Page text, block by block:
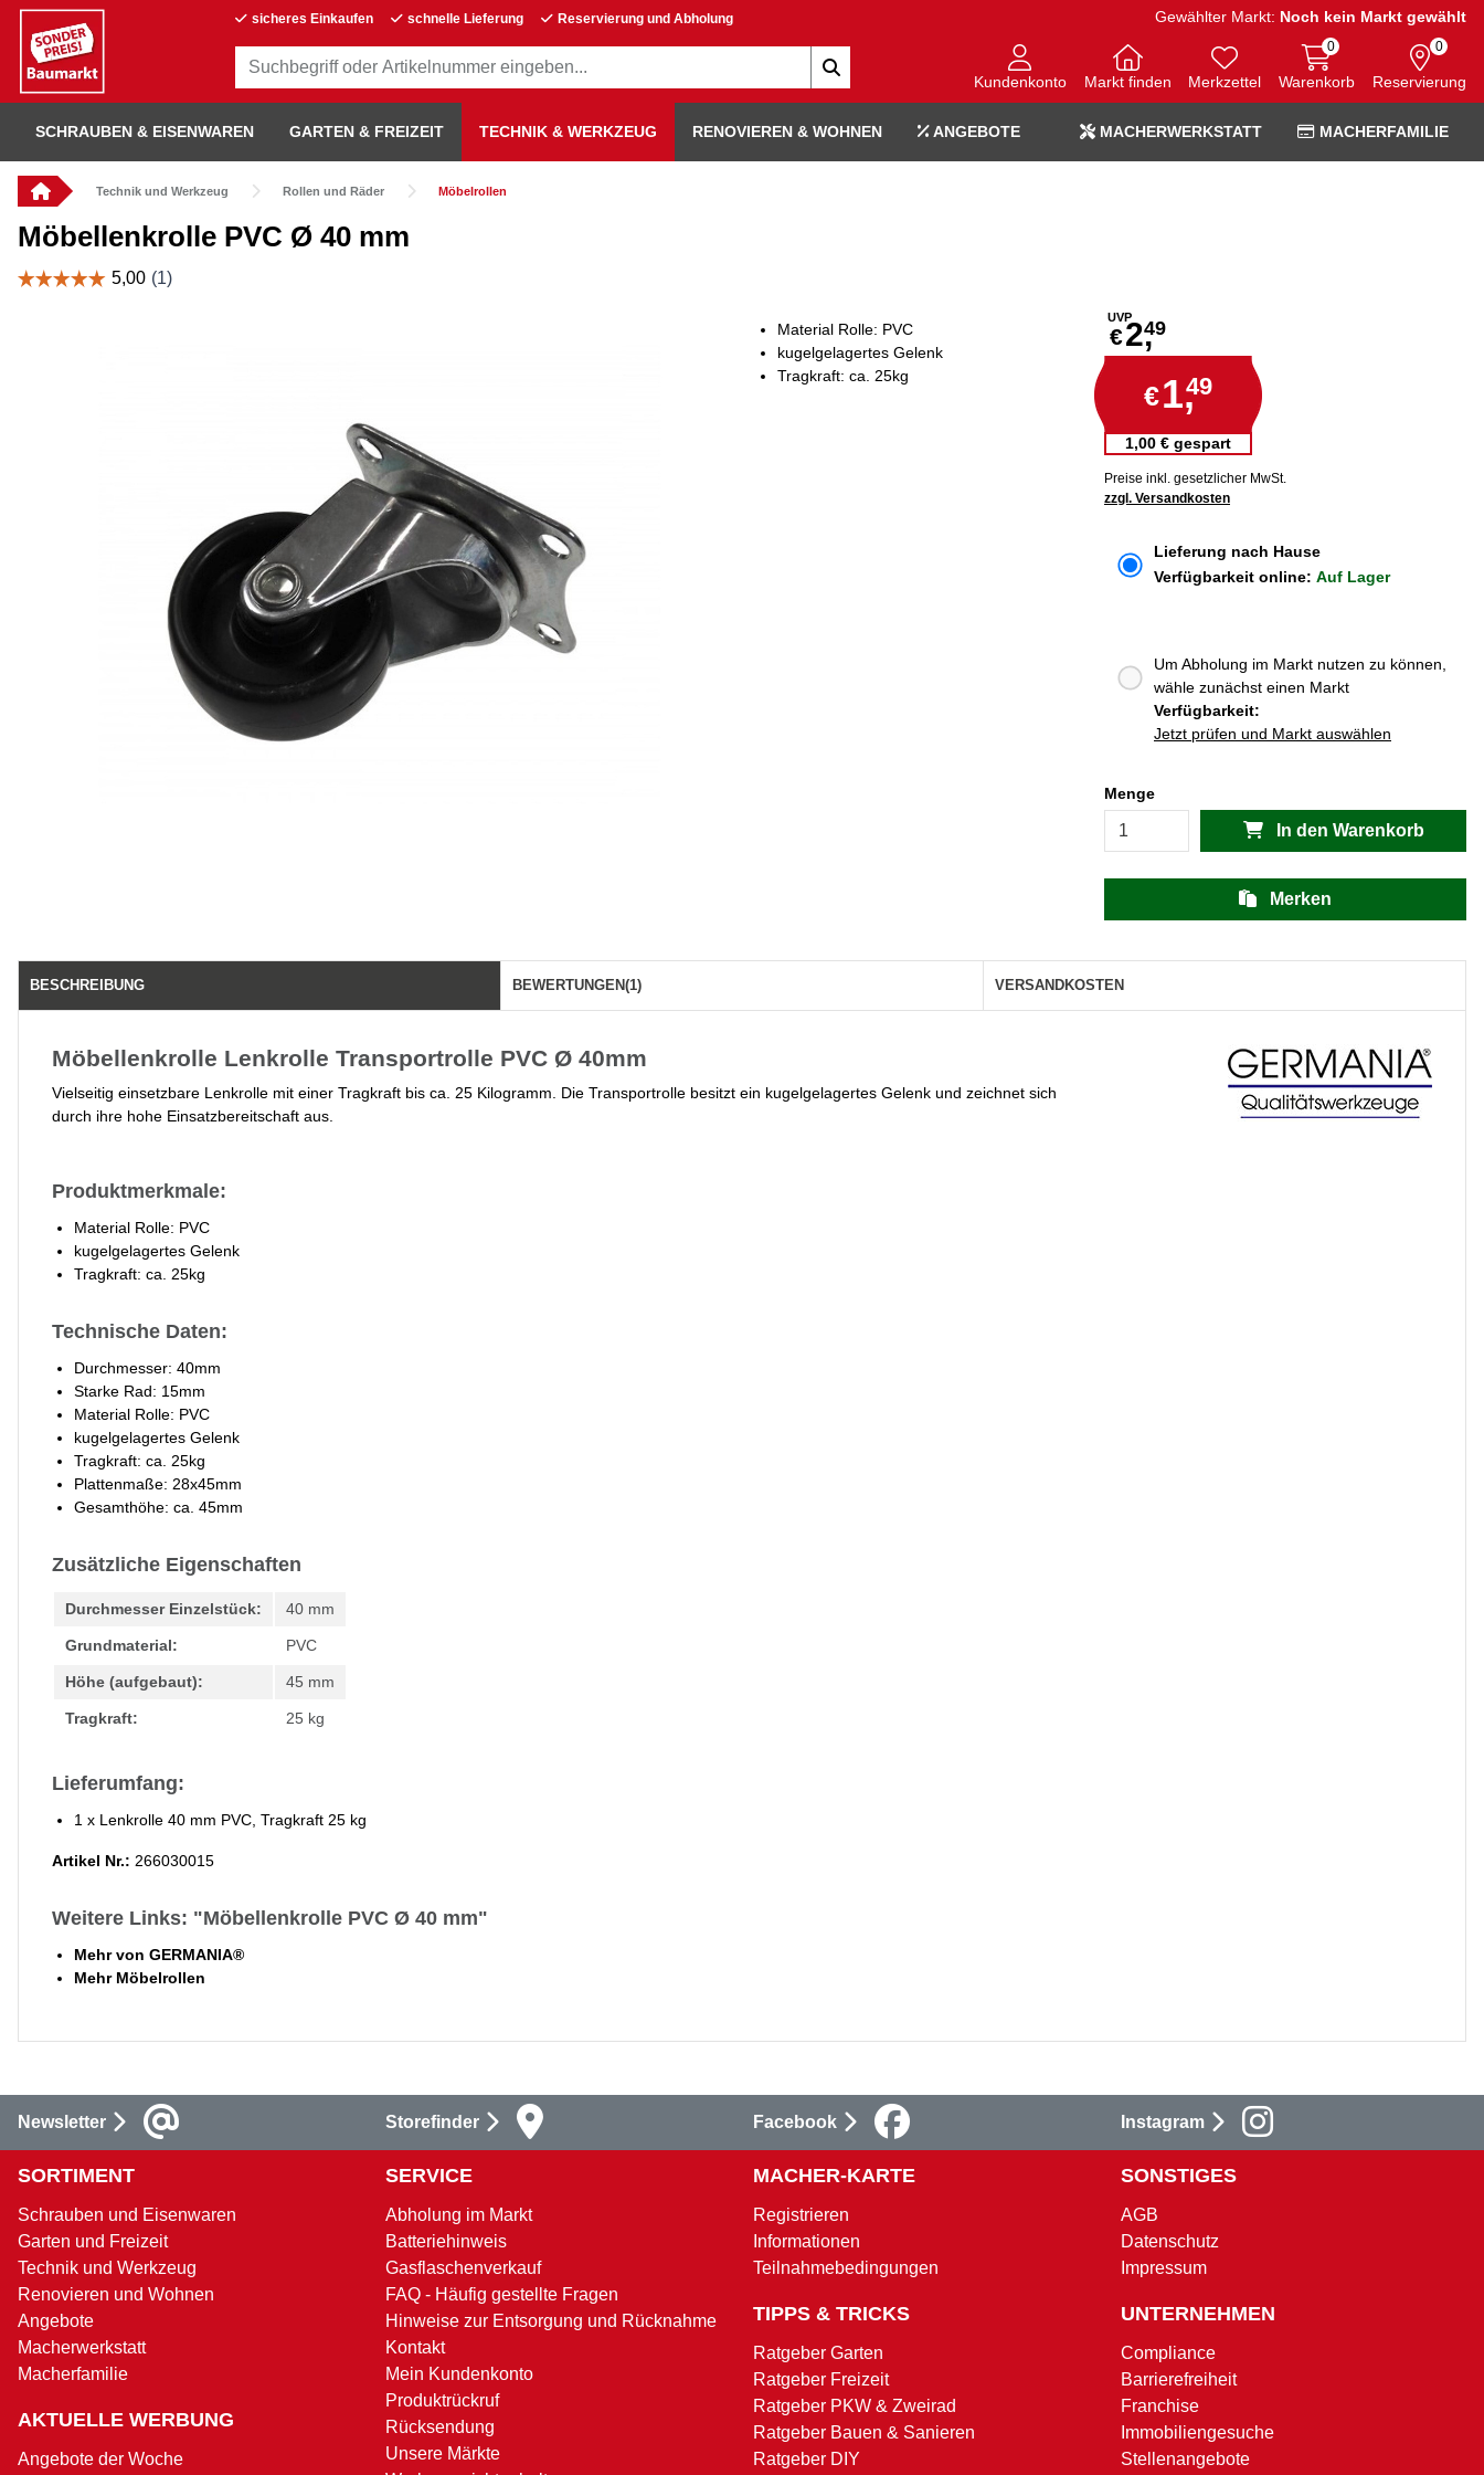
sicheres Einkaufen schnelle Lieferung Reservierung und Abholung Gewählter Markt: Noch kein Markt gewählt
Kundenkonto Markt finden Merkzettel Warenkorb
0
Reservierung
0
SCHRAUBEN & EISENWAREN GARTEN & FREIZEIT TECHNIK & WERKZEUG RENOVIEREN & WOHNEN ANGEBOTE MACHERWERKSTATT MACHERFAMILIE
Technik und Werkzeug Rollen und Räder Möbelrollen
Möbellenkrolle PVC Ø 40 mm
UVP
€2,49
€1,49
1,00 € gespart
Preise inkl. gesetzlicher MwSt.
zzgl. Versandkosten
Material Rolle: PVC
kugelgelagertes Gelenk
Tragkraft: ca. 25kg
Lieferung nach Hause
Verfügbarkeit online: Auf Lager
Um Abholung im Markt nutzen zu können,
wähle zunächst einen Markt
Verfügbarkeit:
Jetzt prüfen und Markt auswählen
Menge
In den Warenkorb
Merken
BESCHREIBUNG BEWERTUNGEN(1) VERSANDKOSTEN
Möbellenkrolle Lenkrolle Transportrolle PVC Ø 40mm
Vielseitig einsetzbare Lenkrolle mit einer Tragkraft bis ca. 25 Kilogramm. Die Transportrolle besitzt ein kugelgelagertes Gelenk und zeichnet sich
durch ihre hohe Einsatzbereitschaft aus.
Produktmerkmale:
Material Rolle: PVC
kugelgelagertes Gelenk
Tragkraft: ca. 25kg
Technische Daten:
Durchmesser: 40mm
Starke Rad: 15mm
Material Rolle: PVC
kugelgelagertes Gelenk
Tragkraft: ca. 25kg
Plattenmaße: 28x45mm
Gesamthöhe: ca. 45mm
Zusätzliche Eigenschaften
Durchmesser Einzelstück: 40 mm
Grundmaterial: PVC
Höhe (aufgebaut): 45 mm
Tragkraft: 25 kg
Lieferumfang:
1 x Lenkrolle 40 mm PVC, Tragkraft 25 kg
Artikel Nr.: 266030015
Weitere Links: "Möbellenkrolle PVC Ø 40 mm"
Mehr von GERMANIA®
Mehr Möbelrollen
Newsletter Storefinder Facebook Instagram
SORTIMENT
Schrauben und Eisenwaren
Garten und Freizeit
Technik und Werkzeug
Renovieren und Wohnen
Angebote
Macherwerkstatt
Macherfamilie
AKTUELLE WERBUNG
Angebote der Woche
SERVICE
Abholung im Markt
Batteriehinweis
Gasflaschenverkauf
FAQ - Häufig gestellte Fragen
Hinweise zur Entsorgung und Rücknahme
Kontakt
Mein Kundenkonto
Produktrückruf
Rücksendung
Unsere Märkte
MACHER-KARTE
Registrieren
Informationen
Teilnahmebedingungen
TIPPS & TRICKS
Ratgeber Garten
Ratgeber Freizeit
Ratgeber PKW & Zweirad
Ratgeber Bauen & Sanieren
Ratgeber DIY
SONSTIGES
AGB
Datenschutz
Impressum
UNTERNEHMEN
Compliance
Barrierefreiheit
Franchise
Immobiliengesuche
Stellenangebote